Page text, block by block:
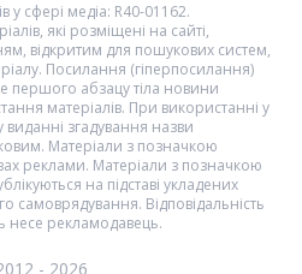
у сфері медіа: R40-01162.
які розміщені на сайті,
відкритим для пошукових систем,
Посилання (гіперпосилання)
першого абзацу тіла новини
матеріалів. При використанні у
згадування назви
Матеріали з позначкою
реклами. Матеріали з позначкою
на підставі укладених
самоврядування. Відповідальність
несе рекламодавець.
- 2026